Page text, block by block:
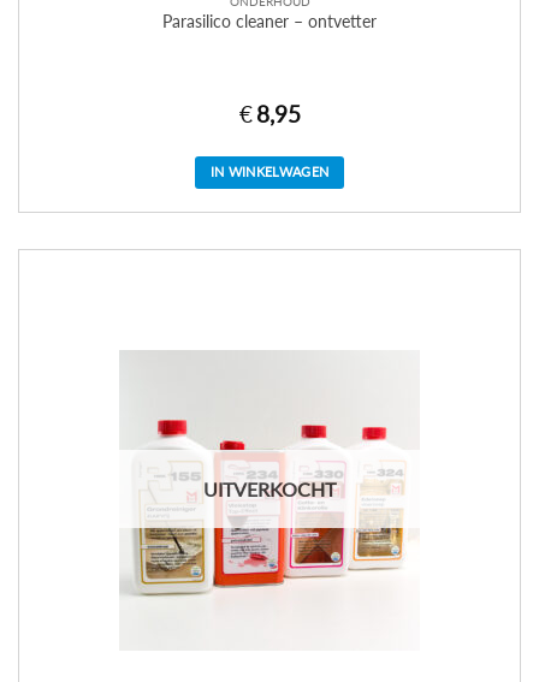
Parasilico cleaner – ontvetter
€ 8,95
IN WINKELWAGEN
UITVERKOCHT